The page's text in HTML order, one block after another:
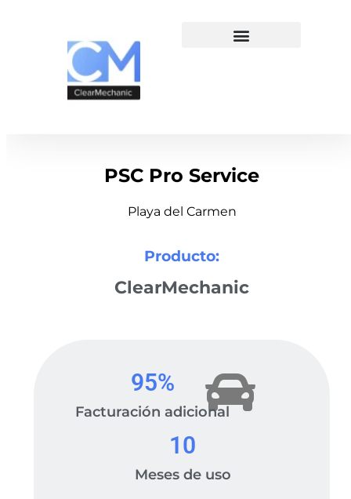
PSC Pro Service
Playa del Carmen
Producto:
ClearMechanic
Facturación adicional
95%
Meses de uso
10